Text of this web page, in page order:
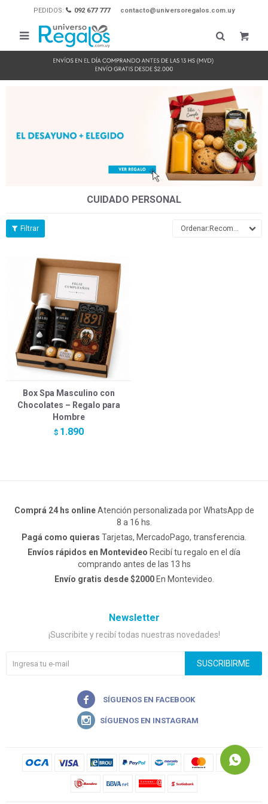
PEDIDOS: 092 677 777 contacto@universoregalos.com.uy

CUIDADO PERSONAL
Recomendados
Box Spa Masculino con
Chocolates – Regalo para
Hombre
$ 1.890
Comprá 24 hs onlineAtención personalizada por WhatsApp de
8 a 16 hs.
Pagá como quieras Tarjetas, MercadoPago, transferencia.
Envíos rápidos en Montevideo Recibí tu regalo en el día
comprando antes de las 13 hs
Envío gratis desde $2000En Montevideo.
Newsletter
¡Suscribite y recibí todas nuestras novedades!
SUSCRIBIRME

